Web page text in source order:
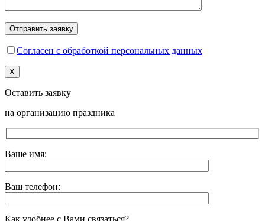
Согласен с обработкой персональных данных
X
Оставить заявку
на организацию праздника
Ваше имя:
Ваш телефон:
Как удобнее с Вами связаться?